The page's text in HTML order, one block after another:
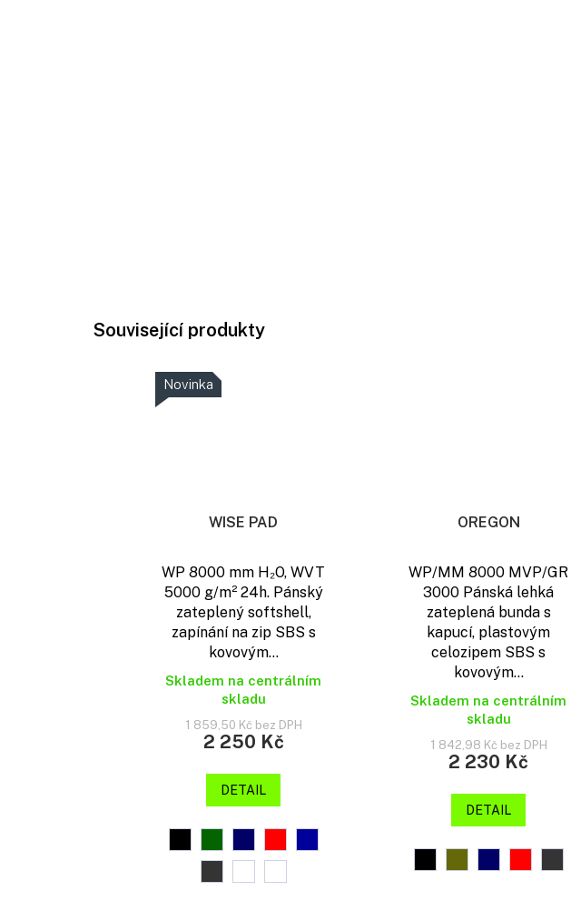
Související produkty
Novinka
WISE PAD
WP 8000 mm H₂O, WVT
5000 g/m² 24h. Pánský
zateplený softshell,
zapínání na zip SBS s
kovovým...
Skladem na centrálním
skladu
1 859,50 Kč bez DPH
2 250 Kč
DETAIL
OREGON
WP/MM 8000 MVP/GR
3000 Pánská lehká
zateplená bunda s
kapucí, plastovým
celozipem SBS s
kovovým...
Skladem na centrálním
skladu
1 842,98 Kč bez DPH
2 230 Kč
DETAIL